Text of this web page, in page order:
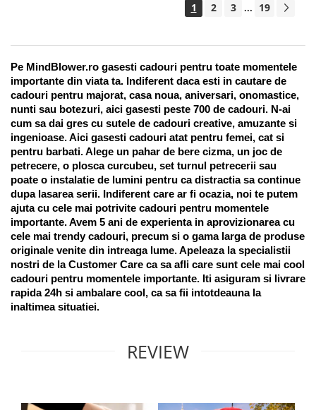
1 2 3 ... 19
Pe MindBlower.ro gasesti cadouri pentru toate momentele
importante din viata ta. Indiferent daca esti in cautare de
cadouri pentru majorat, casa noua, aniversari, onomastice,
nunti sau botezuri, aici gasesti peste 700 de cadouri. N-ai
cum sa dai gres cu sutele de cadouri creative, amuzante si
ingenioase. Aici gasesti cadouri atat pentru femei, cat si
pentru barbati. Alege un pahar de bere cizma, un joc de
petrecere, o plosca curcubeu, set turnul petrecerii sau
poate o instalatie de lumini pentru ca distractia sa continue
dupa lasarea serii. Indiferent care ar fi ocazia, noi te putem
ajuta cu cele mai potrivite cadouri pentru momentele
importante. Avem 5 ani de experienta in aprovizionarea cu
cele mai trendy cadouri, precum si o gama larga de produse
originale venite din intreaga lume. Apeleaza la specialistii
nostri de la Customer Care ca sa afli care sunt cele mai cool
cadouri pentru momentele importante. Iti asiguram si livrare
rapida 24h si ambalare cool, ca sa fii intotdeauna la
inaltimea situatiei.
REVIEW